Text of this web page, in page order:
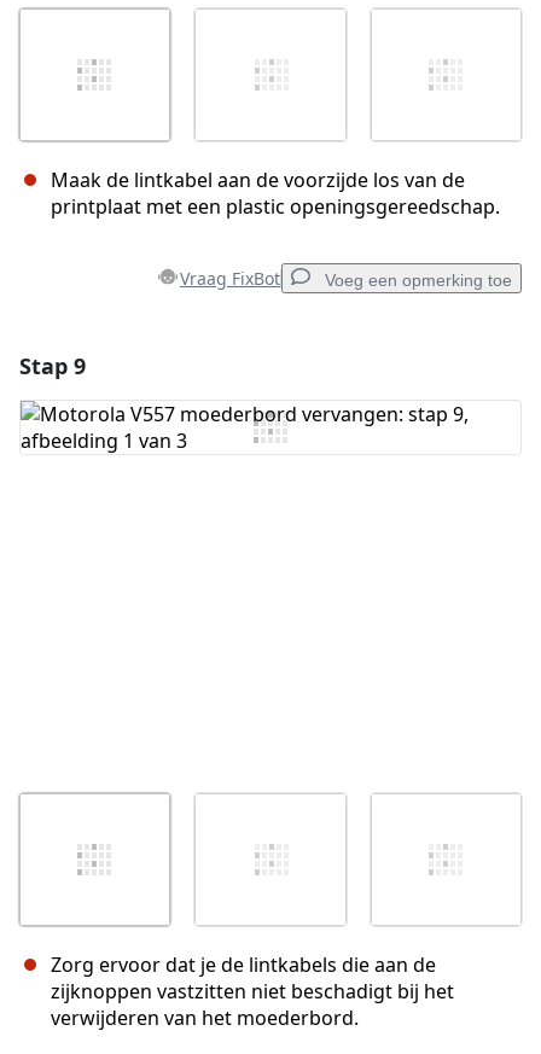
Maak de lintkabel aan de voorzijde los van de
printplaat met een plastic openingsgereedschap.
Vraag FixBot Voeg een opmerking toe
Voeg opmerking toe
Stap 9
Zorg ervoor dat je de lintkabels die aan de
zijknoppen vastzitten niet beschadigt bij het
verwijderen van het moederbord.